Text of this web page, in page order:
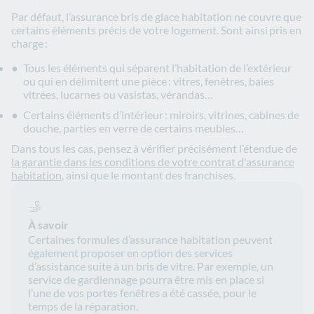
Par défaut, l’assurance bris de glace habitation ne couvre que
certains éléments précis de votre logement. Sont ainsi pris en
charge :
Tous les éléments qui séparent l’habitation de l’extérieur
ou qui en délimitent une pièce : vitres, fenêtres, baies
vitrées, lucarnes ou vasistas, vérandas…
Certains éléments d’intérieur : miroirs, vitrines, cabines de
douche, parties en verre de certains meubles…
Dans tous les cas, pensez à vérifier précisément l’étendue de
la garantie dans les conditions de votre contrat d'assurance
habitation, ainsi que le montant des franchises.
À savoir
Certaines formules d’assurance habitation peuvent
également proposer en option des services
d’assistance suite à un bris de vitre. Par exemple, un
service de gardiennage pourra être mis en place si
l’une de vos portes fenêtres a été cassée, pour le
temps de la réparation.